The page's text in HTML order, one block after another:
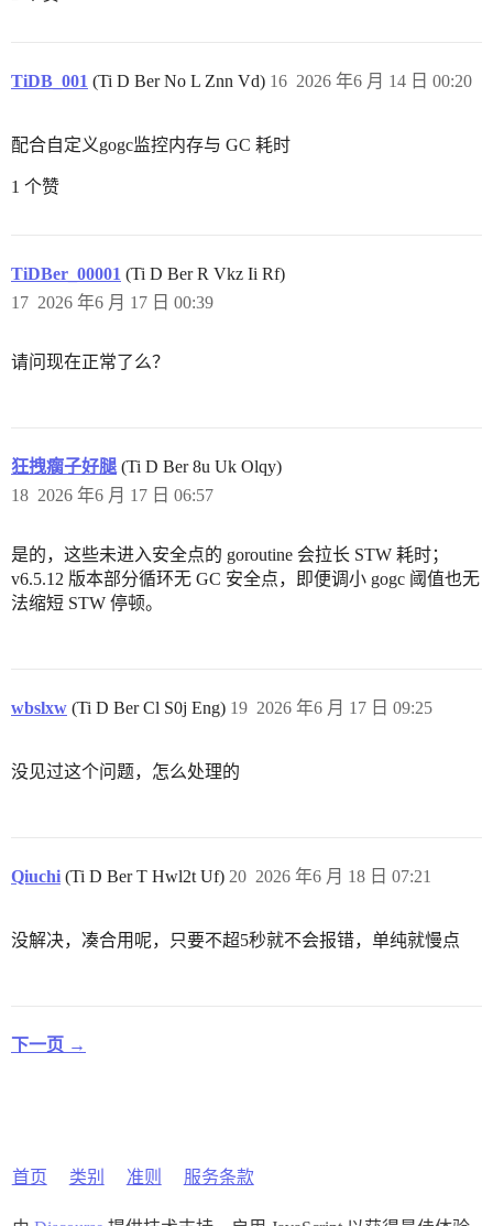
TiDB_001 (Ti D Ber No L Znn Vd) 2026 年6 月 14 日 00:20
16
配合自定义gogc监控内存与 GC 耗时
1 个赞
TiDBer_00001 (Ti D Ber R Vkz Ii Rf)
2026 年6 月 17 日 00:39
17
请问现在正常了么？
狂拽瘸子好腿 (Ti D Ber 8u Uk Olqy)
2026 年6 月 17 日 06:57
18
是的，这些未进入安全点的 goroutine 会拉长 STW 耗时；
v6.5.12 版本部分循环无 GC 安全点，即便调小 gogc 阈值也无
法缩短 STW 停顿。
wbslxw (Ti D Ber Cl S0j Eng) 2026 年6 月 17 日 09:25
19
没见过这个问题，怎么处理的
Qiuchi (Ti D Ber T Hwl2t Uf) 2026 年6 月 18 日 07:21
20
没解决，凑合用呢，只要不超5秒就不会报错，单纯就慢点
下一页 →
首页 类别 准则 服务条款